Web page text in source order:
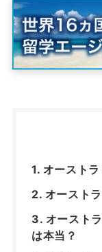
オースト
オースト
オースト
は本当？